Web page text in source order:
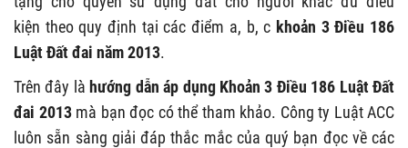
kiện theo quy định tại các điểm a, b, c khoản 3 Điều 186
Luật Đất đai năm 2013.
Trên đây làhướng dẫn áp dụng Khoản 3 Điều 186 Luật Đất
đai 2013mà bạn đọc có thể tham khảo. Công ty Luật ACC
luôn sẵn sàng giải đáp thắc mắc của quý bạn đọc về các